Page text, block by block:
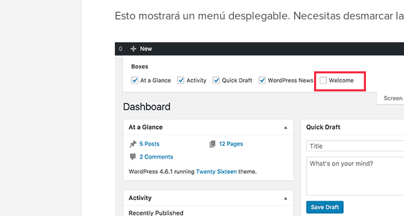
Esto mostrará un menú desplegable. Necesitas desmarcar